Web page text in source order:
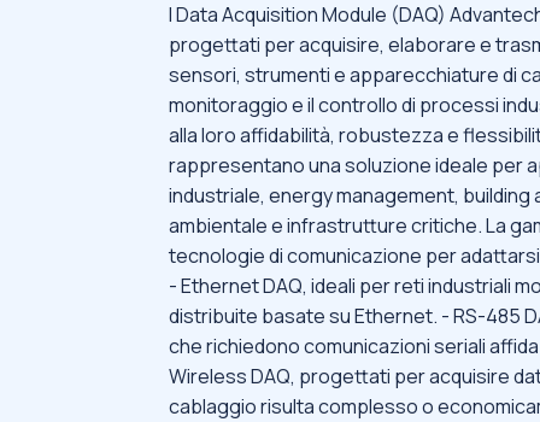
I Data Acquisition Module (DAQ)
progettati per acquisire, elaborare e
sensori, strumenti e apparecchiature di
monitoraggio e il controllo di processi
alla loro affidabilità, robustezza e
rappresentano una soluzione ideale per
industriale, energy management,
ambientale e infrastrutture critiche. La
tecnologie di comunicazione per
- Ethernet DAQ, ideali per reti industriali
distribuite basate su Ethernet. - RS-485
che richiedono comunicazioni seriali
Wireless DAQ, progettati per acquisire
cablaggio risulta complesso o